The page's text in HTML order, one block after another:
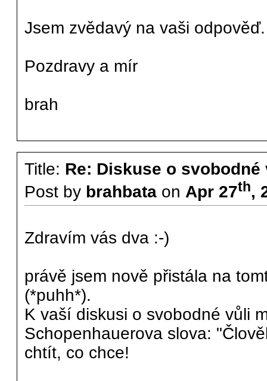
Jsem zvědavý na vaši odpověď.
Pozdravy a mír
brah
Title: Re: Diskuse o svobodné
Post by brahbataon Apr 27th,
Zdravím vás dva :-)
právě jsem nově přistála na
(*puhh*).
K vaší diskusi o svobodné vůli
Schopenhauerova slova:
chtít, co chce!